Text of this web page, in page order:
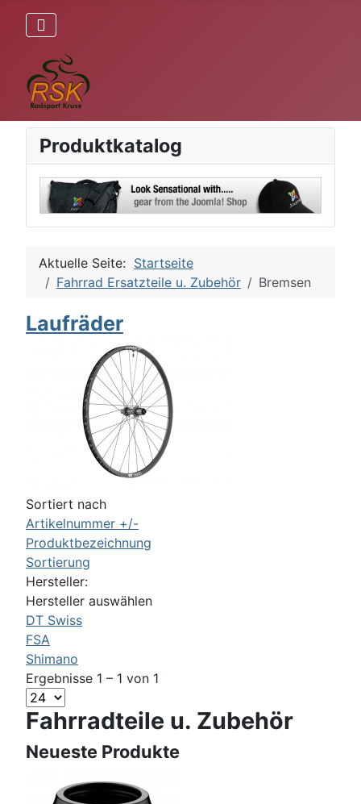
Produktkatalog
Aktuelle Seite: Startseite
Fahrrad Ersatzteile u. Zubehör
Bremsen
Laufräder
Sortiert nach
Artikelnummer +/-
Produktbezeichnung
Sortierung
Hersteller:
Hersteller auswählen
DT Swiss
FSA
Shimano
Ergebnisse 1 – 1 von 1
Fahrradteile u. Zubehör
Neueste Produkte